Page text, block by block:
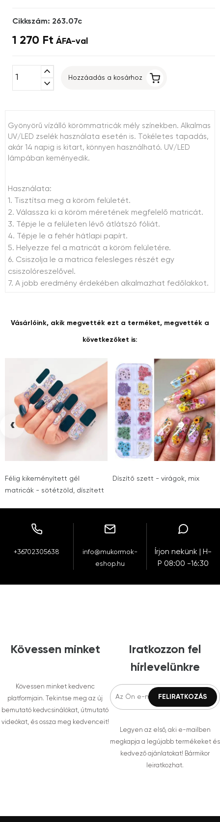
Cikkszám: 263.07c
1 270 Ft ÁFA-val
expand_less
expand_more
Hozzáadás a kosárhoz
Gyönyörű vízálló körömmatricák mély színekben. Alkalmas
UV/LED zselék használata esetén is. Tökéletes tapadás,
akár 14 napig is kitart, könnyen használható. UV/LED
lámpában keményedik.
Használata:
1. Tisztítsa meg a köröm felületét.
2. Válassza ki a köröm méretének megfelelő matricát.
3. Tépje le a felületen lévő átlátszó fóliát.
4. Tépje le a fehér hátlapi papírt.
5. Helyezze fel a matricát a köröm felületére.
6. Csiszolja le a matrica felesleges részét egy
csiszolóreszelővel.
7. A jobb eredmény érdekében alkalmazhat fedőlakkot.
Vásárlóink, akik megvették ezt a terméket, megvették a
következőket is:
Félig kikeményített gél
matricák - sötétzöld, díszített
Díszítő szett - virágok, mix
‹ ›
+36702305638
info@mukormok-
eshop.hu
Írjon nekünk | H-
P 08:00 -16:30
Kövessen minket
Kövessen minket kedvenc
platformjain. Tekintse meg az új
bemutató kedvcsinálókat, útmutató
videókat, és ossza meg kedvenceit!
Iratkozzon fel
hírlevelünkre
Legyen az első, aki e-mailben
megkapja a legújabb termékeket és
kedvező ajánlatokat! Bármikor
leiratkozhat.